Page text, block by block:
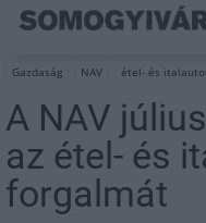
Gazdaság NAV étel- és
A NAV
az étel- és
forgalmát